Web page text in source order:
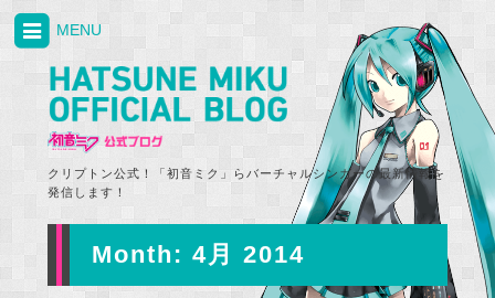
クリプトン公式！「初音ミク」らバーチャルシンガーの最新情報を
発信します！
MENU
Month: 4月 2014